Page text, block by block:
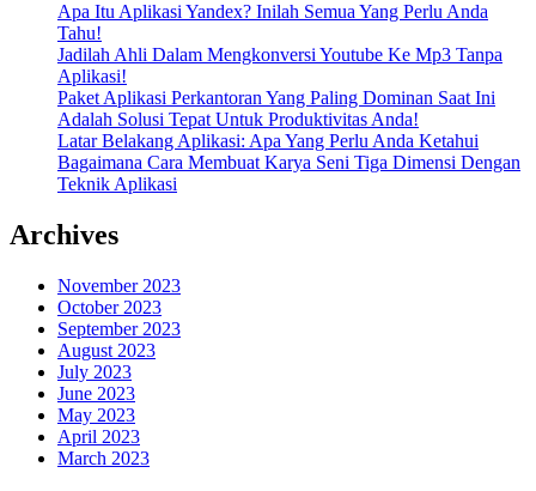
Apa Itu Aplikasi Yandex? Inilah Semua Yang Perlu Anda
Tahu!
Jadilah Ahli Dalam Mengkonversi Youtube Ke Mp3 Tanpa
Aplikasi!
Paket Aplikasi Perkantoran Yang Paling Dominan Saat Ini
Adalah Solusi Tepat Untuk Produktivitas Anda!
Latar Belakang Aplikasi: Apa Yang Perlu Anda Ketahui
Bagaimana Cara Membuat Karya Seni Tiga Dimensi Dengan
Teknik Aplikasi
Archives
November 2023
October 2023
September 2023
August 2023
July 2023
June 2023
May 2023
April 2023
March 2023